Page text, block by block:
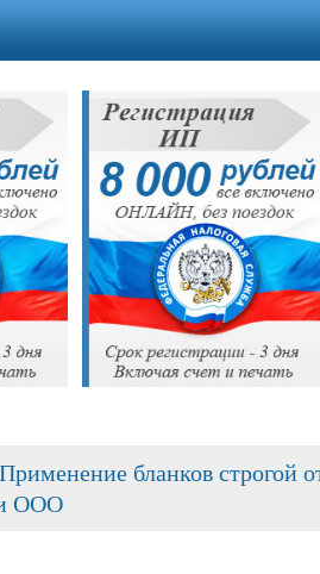
Применение бланков строгой
ООО